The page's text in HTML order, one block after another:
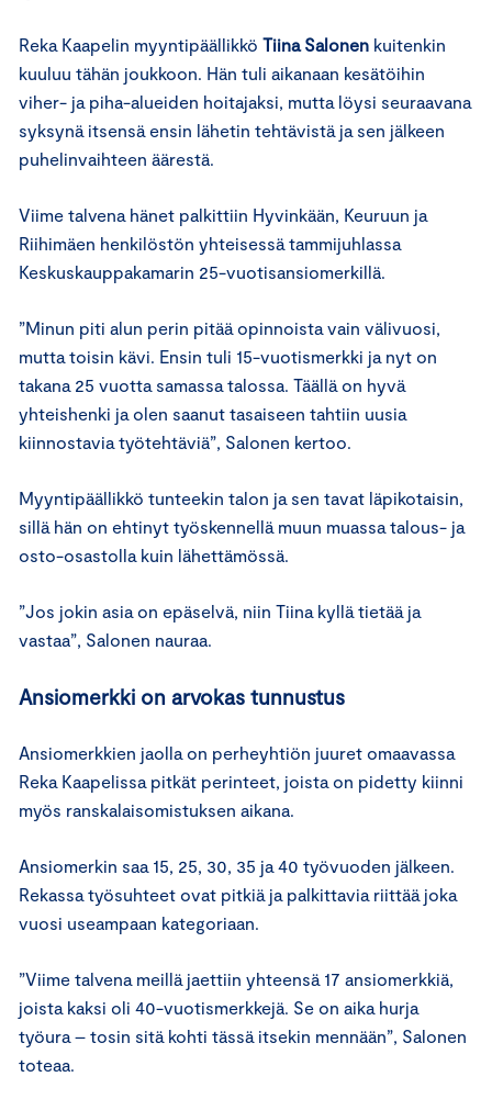
Reka Kaapelin myyntipäällikkö Tiina Salonen kuitenkin
kuuluu tähän joukkoon. Hän tuli aikanaan kesätöihin
viher- ja piha-alueiden hoitajaksi, mutta löysi seuraavana
syksynä itsensä ensin lähetin tehtävistä ja sen jälkeen
puhelinvaihteen äärestä.
Viime talvena hänet palkittiin Hyvinkään, Keuruun ja
Riihimäen henkilöstön yhteisessä tammijuhlassa
Keskuskauppakamarin 25-vuotisansiomerkillä.
”Minun piti alun perin pitää opinnoista vain välivuosi,
mutta toisin kävi. Ensin tuli 15-vuotismerkki ja nyt on
takana 25 vuotta samassa talossa. Täällä on hyvä
yhteishenki ja olen saanut tasaiseen tahtiin uusia
kiinnostavia työtehtäviä”, Salonen kertoo.
Myyntipäällikkö tunteekin talon ja sen tavat läpikotaisin,
sillä hän on ehtinyt työskennellä muun muassa talous- ja
osto-osastolla kuin lähettämössä.
”Jos jokin asia on epäselvä, niin Tiina kyllä tietää ja
vastaa”, Salonen nauraa.
Ansiomerkki on arvokas tunnustus
Ansiomerkkien jaolla on perheyhtiön juuret omaavassa
Reka Kaapelissa pitkät perinteet, joista on pidetty kiinni
myös ranskalaisomistuksen aikana.
Ansiomerkin saa 15, 25, 30, 35 ja 40 työvuoden jälkeen.
Rekassa työsuhteet ovat pitkiä ja palkittavia riittää joka
vuosi useampaan kategoriaan.
”Viime talvena meillä jaettiin yhteensä 17 ansiomerkkiä,
joista kaksi oli 40-vuotismerkkejä. Se on aika hurja
työura – tosin sitä kohti tässä itsekin mennään”, Salonen
toteaa.